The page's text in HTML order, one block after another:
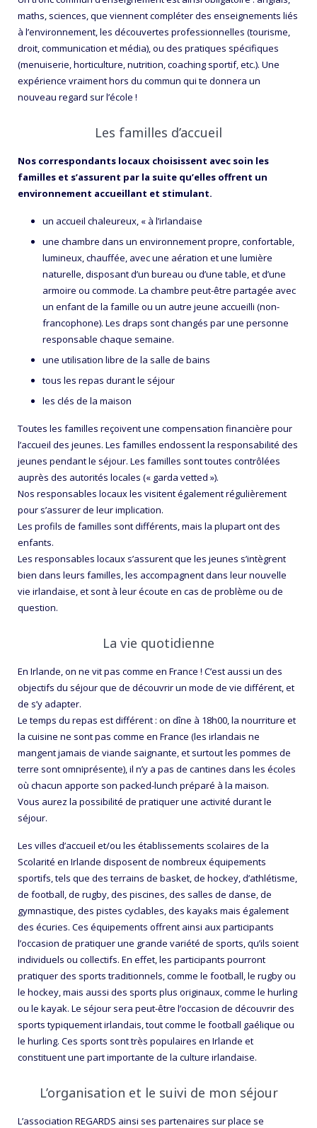
maths, sciences, que viennent compléter des enseignements liés
à l’environnement, les découvertes professionnelles (tourisme,
droit, communication et média), ou des pratiques spécifiques
(menuiserie, horticulture, nutrition, coaching sportif, etc.). Une
expérience vraiment hors du commun qui te donnera un
nouveau regard sur l’école !
Les familles d’accueil
Nos correspondants locaux choisissent avec soin les
familles et s’assurent par la suite qu’elles offrent un
environnement accueillant et stimulant.
un accueil chaleureux, « à l’irlandaise
une chambre dans un environnement propre, confortable,
lumineux, chauffée, avec une aération et une lumière
naturelle, disposant d’un bureau ou d’une table, et d’une
armoire ou commode. La chambre peut-être partagée avec
un enfant de la famille ou un autre jeune accueilli (non-
francophone). Les draps sont changés par une personne
responsable chaque semaine.
une utilisation libre de la salle de bains
tous les repas durant le séjour
les clés de la maison
Toutes les familles reçoivent une compensation financière pour
l’accueil des jeunes. Les familles endossent la responsabilité des
jeunes pendant le séjour. Les familles sont toutes contrôlées
auprès des autorités locales (« garda vetted »).
Nos responsables locaux les visitent également régulièrement
pour s’assurer de leur implication.
Les profils de familles sont différents, mais la plupart ont des
enfants.
Les responsables locaux s’assurent que les jeunes s’intègrent
bien dans leurs familles, les accompagnent dans leur nouvelle
vie irlandaise, et sont à leur écoute en cas de problème ou de
question.
La vie quotidienne
En Irlande, on ne vit pas comme en France ! C’est aussi un des
objectifs du séjour que de découvrir un mode de vie différent, et
de s’y adapter.
Le temps du repas est différent : on dîne à 18h00, la nourriture et
la cuisine ne sont pas comme en France (les irlandais ne
mangent jamais de viande saignante, et surtout les pommes de
terre sont omniprésente), il n’y a pas de cantines dans les écoles
où chacun apporte son packed-lunch préparé à la maison.
Vous aurez la possibilité de pratiquer une activité durant le
séjour.
Les villes d’accueil et/ou les établissements scolaires de la
Scolarité en Irlande disposent de nombreux équipements
sportifs, tels que des terrains de basket, de hockey, d’athlétisme,
de football, de rugby, des piscines, des salles de danse, de
gymnastique, des pistes cyclables, des kayaks mais également
des écuries. Ces équipements offrent ainsi aux participants
l’occasion de pratiquer une grande variété de sports, qu’ils soient
individuels ou collectifs. En effet, les participants pourront
pratiquer des sports traditionnels, comme le football, le rugby ou
le hockey, mais aussi des sports plus originaux, comme le hurling
ou le kayak. Le séjour sera peut-être l’occasion de découvrir des
sports typiquement irlandais, tout comme le football gaélique ou
le hurling. Ces sports sont très populaires en Irlande et
constituent une part importante de la culture irlandaise.
L’organisation et le suivi de mon séjour
L’association REGARDS ainsi ses partenaires sur place se